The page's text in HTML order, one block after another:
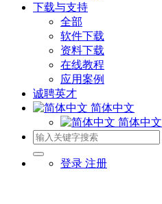
下载与支持
全部
软件下载
资料下载
在线教程
应用案例
诚聘英才
简体中文
简体中文
登录 注册